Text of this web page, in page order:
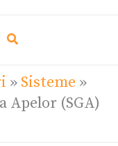
» Sisteme »
Apelor (SGA)